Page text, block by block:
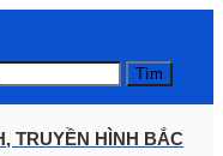
Tìm
TRUYỀN HÌNH BẮC